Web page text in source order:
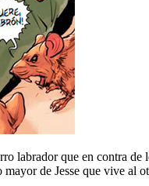
labrador que en contra
de Jesse que vive al